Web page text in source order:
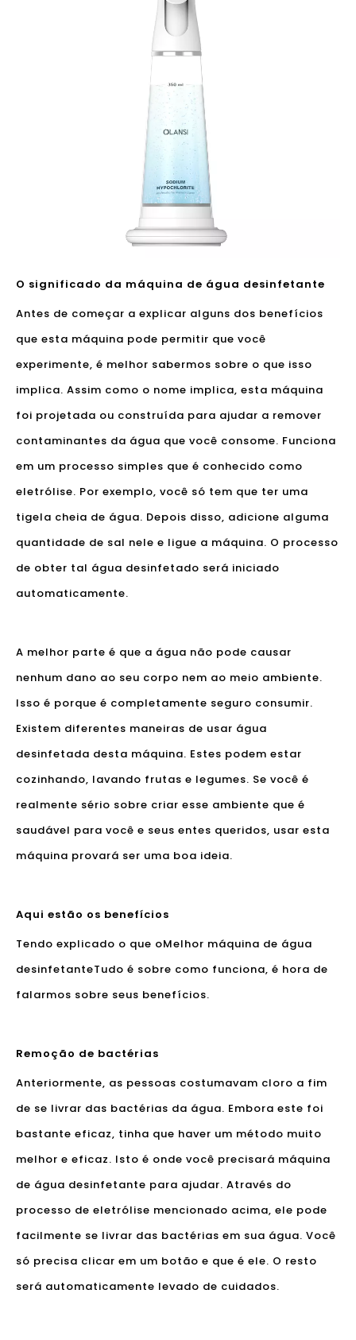
O significado da máquina de água desinfetante
Antes de começar a explicar alguns dos benefícios
que esta máquina pode permitir que você
experimente, é melhor sabermos sobre o que isso
implica. Assim como o nome implica, esta máquina
foi projetada ou construída para ajudar a remover
contaminantes da água que você consome. Funciona
em um processo simples que é conhecido como
eletrólise. Por exemplo, você só tem que ter uma
tigela cheia de água. Depois disso, adicione alguma
quantidade de sal nele e ligue a máquina. O processo
de obter tal água desinfetado será iniciado
automaticamente.
A melhor parte é que a água não pode causar
nenhum dano ao seu corpo nem ao meio ambiente.
Isso é porque é completamente seguro consumir.
Existem diferentes maneiras de usar água
desinfetada desta máquina. Estes podem estar
cozinhando, lavando frutas e legumes. Se você é
realmente sério sobre criar esse ambiente que é
saudável para você e seus entes queridos, usar esta
máquina provará ser uma boa ideia.
Aqui estão os benefícios
Tendo explicado o que oMelhor máquina de água
desinfetanteTudo é sobre como funciona, é hora de
falarmos sobre seus benefícios.
Remoção de bactérias
Anteriormente, as pessoas costumavam cloro a fim
de se livrar das bactérias da água. Embora este foi
bastante eficaz, tinha que haver um método muito
melhor e eficaz. Isto é onde você precisará máquina
de água desinfetante para ajudar. Através do
processo de eletrólise mencionado acima, ele pode
facilmente se livrar das bactérias em sua água. Você
só precisa clicar em um botão e que é ele. O resto
será automaticamente levado de cuidados.